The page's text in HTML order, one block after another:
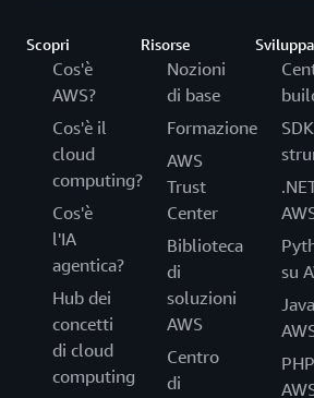
Scopri
Cos'è
AWS?
Cos'è il
cloud
computing?
Cos'è
l'IA
agentica?
Hub dei
concetti
di cloud
computing
Risorse
Nozioni
di base
Formazione
AWS
Trust
Center
Biblioteca
di
soluzioni
AWS
Centro
di
su